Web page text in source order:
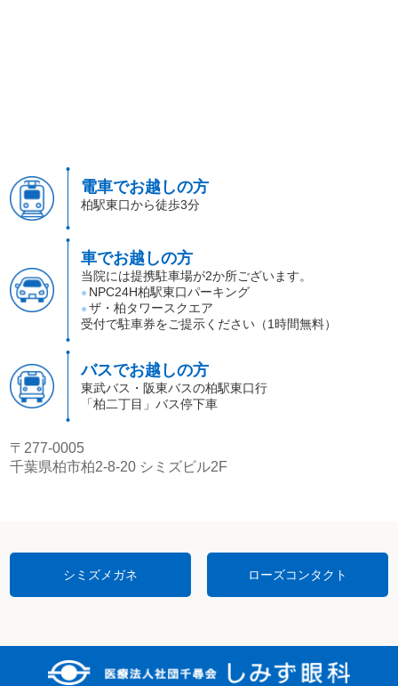
電車でお越しの方
柏駅東口から徒歩3分
車でお越しの方
当院には提携駐車場が2か所ございます。
● NPC24H柏駅東口パーキング
● ザ・柏タワースクエア
受付で駐車券をご提示ください（1時間無料）
バスでお越しの方
東武バス・阪東バスの柏駅東口行
「柏二丁目」バス停下車
〒277-0005
千葉県柏市柏2-8-20 シミズビル2F
シミズメガネ ローズコンタクト